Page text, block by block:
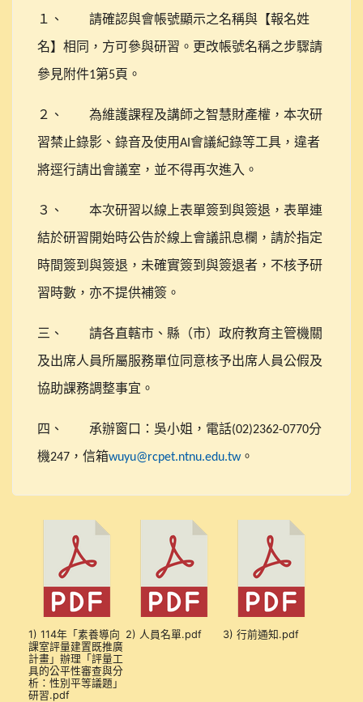
１、
請確認與會帳號顯示之名稱與【報名姓
名】相同，方可參與研習。更改帳號名稱之步驟請
參見附件1第5頁。
２、
為維護課程及講師之智慧財產權，本次研
習禁止錄影、錄音及使用AI 會議紀錄等工具，違者
將逕行請出會議室，並不得再次進入。
３、
本次研習以線上表單簽到與簽退，表單連
結於研習開始時公告於線上會議訊息欄，請於指定
時間簽到與簽退，未確實簽到與簽退者，不核予研
習時數，亦不提供補簽。
三、
請各直轄市、縣（市）政府教育主管機關
及出席人員所屬服務單位同意核予出席人員公假及
協助課務調整事宜。
四、 承辦窗口：吳小姐，電話(02)2362-0770分
機247 ，信箱wuyu@rcpet.ntnu.edu.tw。
1) 114年「素養導向
課室評量建置既推廣
計畫」辦理「評量工
具的公平性審查與分
析：性別平等議題」
研習.pdf
2) 人員名單.pdf 3) 行前通知.pdf